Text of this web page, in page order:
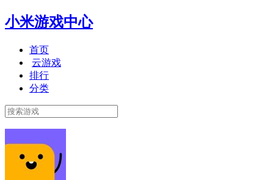
小米游戏中心
首页
云游戏
排行
分类